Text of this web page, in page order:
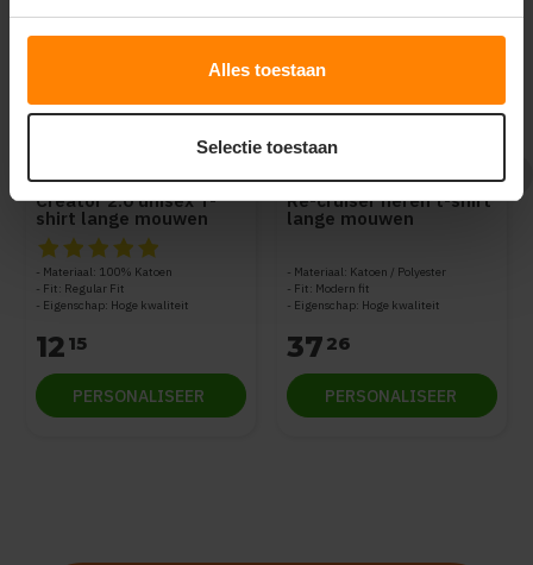
Alles toestaan
Selectie toestaan
Stanley/Stella kleding
bedrukken
Creator 2.0 unisex T-
shirt lange mouwen
STTU199
De beoordeling van dit product is
Materiaal: 100% Katoen
Fit: Regular Fit
Eigenschap: Hoge kwaliteit
12 15
PERSONALISEER
Stanley/Stella kleding
bedrukken
Re-cruiser heren t-shirt
lange mouwen
Materiaal: Katoen / Polyester
Fit: Modern fit
Eigenschap: Hoge kwaliteit
37 26
PERSONALISEER